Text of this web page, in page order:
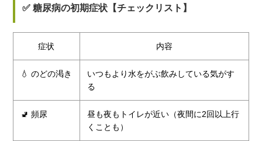
✅ 糖尿病の初期症状【チェックリスト】
症状 内容
💧 のどの渇き
いつもより水をがぶ飲みしている気がす
る
🚽 頻尿
昼も夜もトイレが近い（夜間に2回以上行
くことも）